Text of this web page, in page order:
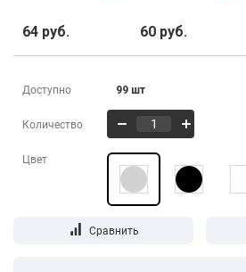
64 руб. 60 руб.
Доступно 99 шт
Количество
Цвет